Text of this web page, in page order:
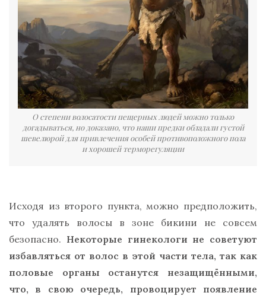
О степени волосатости пещерных людей можно только
догадываться, но доказано, что наши предки обладали густой
шевелюрой для привлечения особей противоположного пола
и хорошей терморегуляции
Исходя из второго пункта, можно предположить,
что удалять волосы в зоне бикини не совсем
безопасно. Некоторые гинекологи не советуют
избавляться от волос в этой части тела, так как
половые органы останутся незащищёнными,
что, в свою очередь, провоцирует появление